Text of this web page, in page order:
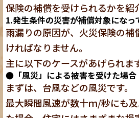
保険の補償を受けられるかを紹
1.発生条件の災害が補償対象になっ
雨漏りの原因が、火災保険の補
ければなりません。
主に以下のケースがあげられます
●「風災」による被害を受けた場合
まずは、台風などの風災です。
最大瞬間風速が数十ｍ/秒にも